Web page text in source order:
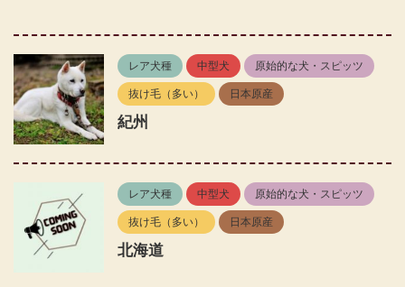
レア犬種 中型犬 原始的な犬・スピッツ
抜け毛（多い） 日本原産
紀州
レア犬種 中型犬 原始的な犬・スピッツ
抜け毛（多い） 日本原産
北海道